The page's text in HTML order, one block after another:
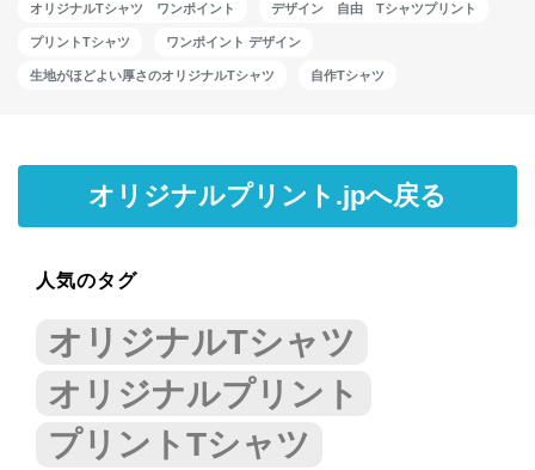
オリジナルTシャツ ワンポイント デザイン 自由 Tシャツプリント
プリントTシャツ ワンポイント デザイン
生地がほどよい厚さのオリジナルTシャツ 自作Tシャツ
オリジナルプリント.jpへ戻る
人気のタグ
オリジナルTシャツ
オリジナルプリント
プリントTシャツ